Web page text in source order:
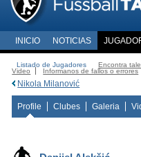
INICIO NOTICIAS
Listado de Jugadores Encontra
Video
Informanos de fallos o errores
Nikola Milanović
Profile Clubes Galeria